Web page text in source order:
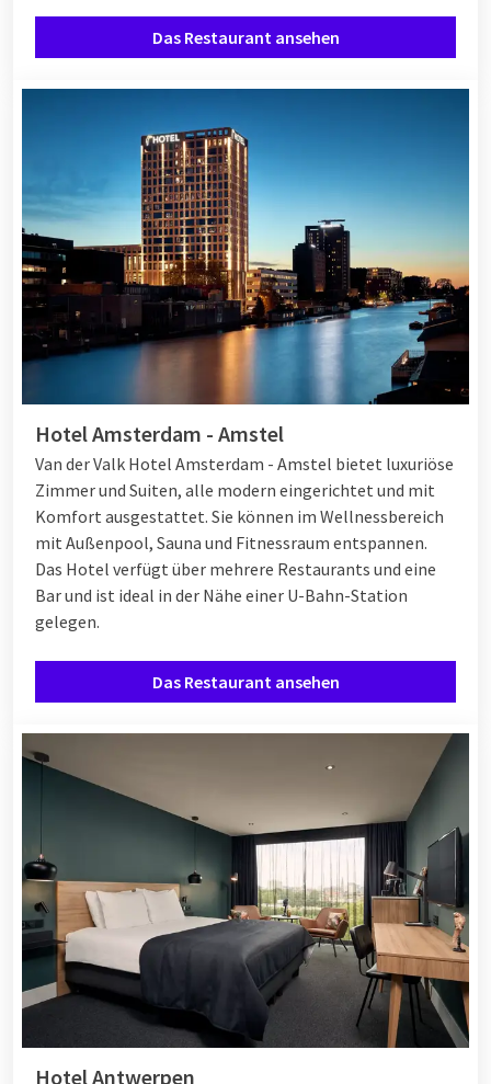
Das Restaurant ansehen
Hotel Amsterdam - Amstel
Van der Valk Hotel Amsterdam - Amstel bietet luxuriöse
Zimmer und Suiten, alle modern eingerichtet und mit
Komfort ausgestattet. Sie können im Wellnessbereich
mit Außenpool, Sauna und Fitnessraum entspannen.
Das Hotel verfügt über mehrere Restaurants und eine
Bar und ist ideal in der Nähe einer U-Bahn-Station
gelegen.
Das Restaurant ansehen
Hotel Antwerpen